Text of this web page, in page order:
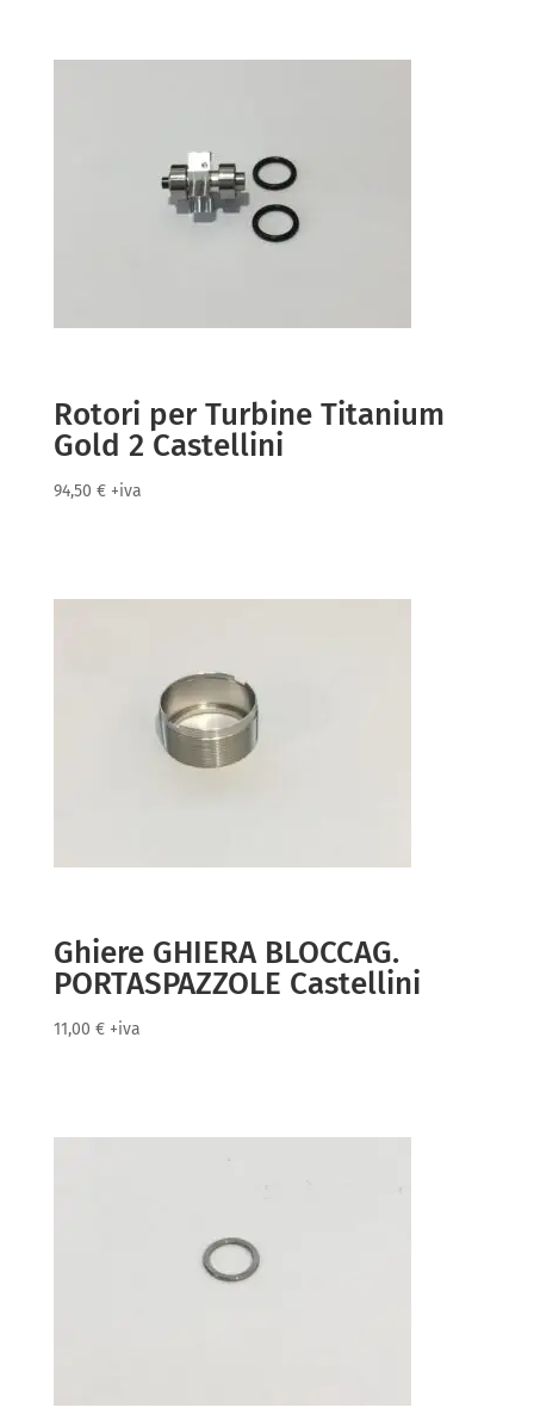
Rotori per Turbine Titanium
Gold 2 Castellini
94,50 € +iva
Ghiere GHIERA BLOCCAG.
PORTASPAZZOLE Castellini
11,00 € +iva